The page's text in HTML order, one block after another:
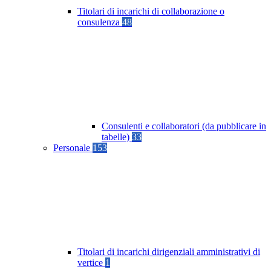
Titolari di incarichi di collaborazione o
consulenza 48
Consulenti e collaboratori (da pubblicare in
tabelle) 33
Personale 153
Titolari di incarichi dirigenziali amministrativi di
vertice 1